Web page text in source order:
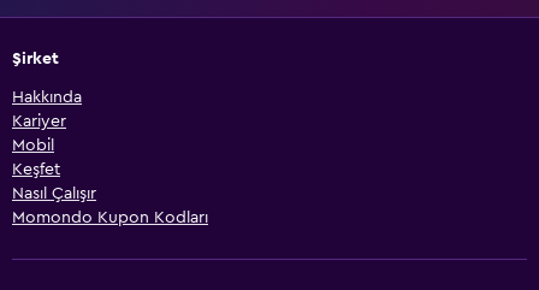
Şirket
Hakkında
Kariyer
Mobil
Keşfet
Nasıl Çalışır
Momondo Kupon Kodları